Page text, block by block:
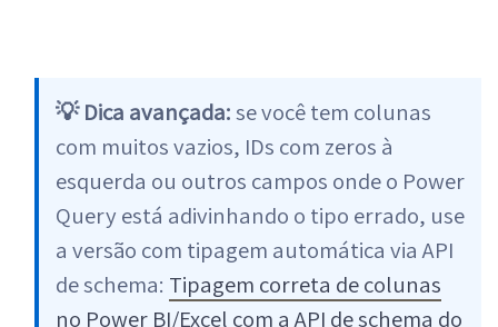
💡 Dica avançada:se você tem colunas
com muitos vazios, IDs com zeros à
esquerda ou outros campos onde o Power
Query está adivinhando o tipo errado, use
a versão com tipagem automática via API
de schema: Tipagem correta de colunas
no Power BI/Excel com a API de schema do